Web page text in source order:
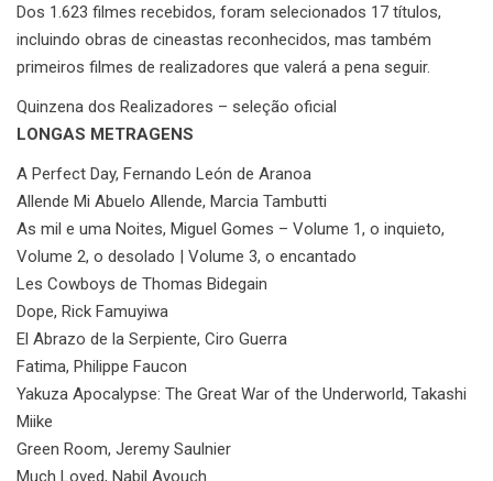
Dos 1.623 filmes recebidos, foram selecionados 17 títulos,
incluindo obras de cineastas reconhecidos, mas também
primeiros filmes de realizadores que valerá a pena seguir.
Quinzena dos Realizadores – seleção oficial
LONGAS METRAGENS
A Perfect Day, Fernando León de Aranoa
Allende Mi Abuelo Allende, Marcia Tambutti
As mil e uma Noites, Miguel Gomes – Volume 1, o inquieto,
Volume 2, o desolado | Volume 3, o encantado
Les Cowboys de Thomas Bidegain
Dope, Rick Famuyiwa
El Abrazo de la Serpiente, Ciro Guerra
Fatima, Philippe Faucon
Yakuza Apocalypse: The Great War of the Underworld, Takashi
Miike
Green Room, Jeremy Saulnier
Much Loved, Nabil Ayouch